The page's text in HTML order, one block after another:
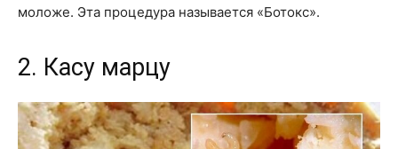
моложе. Эта процедура называется «Ботокс».
2. Касу марцу